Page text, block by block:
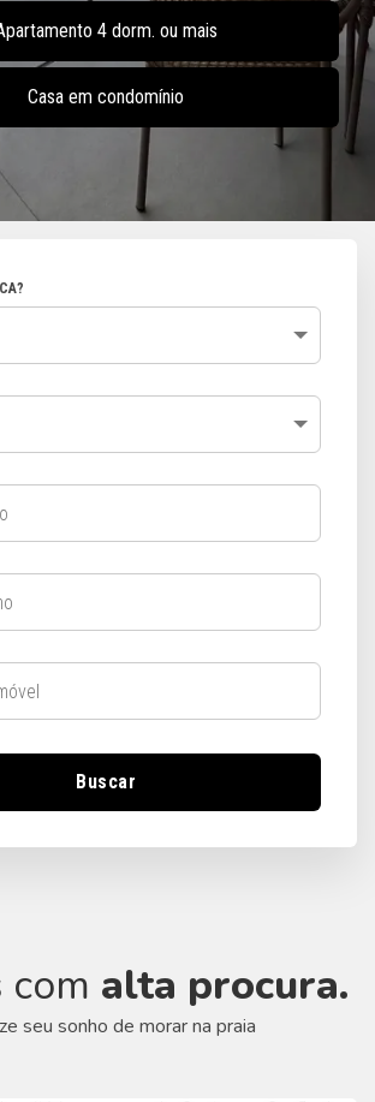
4 dorm. ou mais
Casa em condomínio
Buscar
com alta procura.
seu sonho de morar na praia